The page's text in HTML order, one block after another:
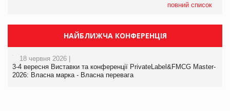
повний список
НАЙБЛИЖЧА КОНФЕРЕНЦІЯ
18 червня 2026 |
3-4 вересня Виставки та конференції PrivateLabel&FMCG Master-
2026: Власна марка - Власна перевага